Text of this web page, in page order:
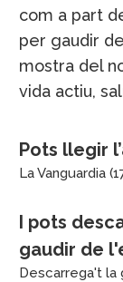
com a part
per gaudir
mostra del
vida actiu,
Pots llegir
La Vanguardia
I pots
gaudir de
Descarrega't la